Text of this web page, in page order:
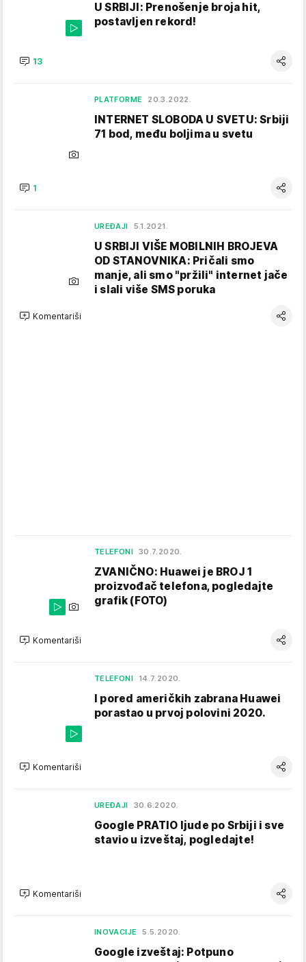
U SRBIJI: Prenošenje broja hit,
postavljen rekord!
13
PLATFORME 20.3.2022.
INTERNET SLOBODA U SVETU: Srbiji
71 bod, među boljima u svetu
1
UREĐAJI 5.1.2021.
U SRBIJI VIŠE MOBILNIH BROJEVA
OD STANOVNIKA: Pričali smo
manje, ali smo "pržili" internet jače
i slali više SMS poruka
Komentariši
TELEFONI 30.7.2020.
ZVANIČNO: Huawei je BROJ 1
proizvođač telefona, pogledajte
grafik (FOTO)
Komentariši
TELEFONI 14.7.2020.
I pored američkih zabrana Huawei
porastao u prvoj polovini 2020.
Komentariši
UREĐAJI 30.6.2020.
Google PRATIO ljude po Srbiji i sve
stavio u izveštaj, pogledajte!
Komentariši
INOVACIJE 5.5.2020.
Google izveštaj: Potpuno